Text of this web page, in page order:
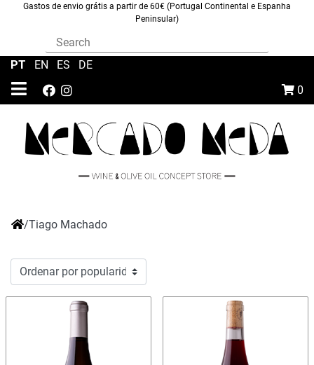
Gastos de envio grátis a partir de 60€ (Portugal Continental e Espanha
Peninsular)
0
PT EN ES DE
/Tiago Machado